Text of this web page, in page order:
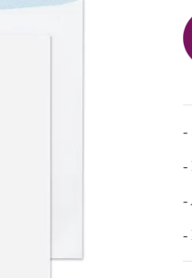
-
-
-
-